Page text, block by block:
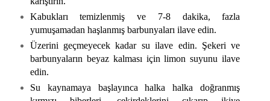
Kabukları temizlenmiş ve 7-8 dakika, fazla
yumuşamadan haşlanmış barbunyaları ilave edin.
Üzerini geçmeyecek kadar su ilave edin. Şekeri ve
barbunyaların beyaz kalması için limon suyunu ilave
edin.
Su kaynamaya başlayınca halka halka doğranmış